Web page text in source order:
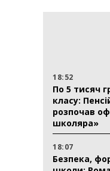
18:52
По 5 тисяч
класу:
розпочав
школяра»
18:07
Безпека,